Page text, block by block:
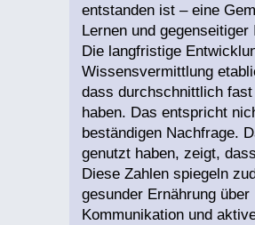
entstanden ist – eine
Lernen und
Die langfristige
Wissensvermittlung
dass durchschnittlich
haben. Das entspricht
beständigen Nachfrage.
genutzt haben, zeigt,
Diese Zahlen spiegeln
gesunder Ernährung
Kommunikation und